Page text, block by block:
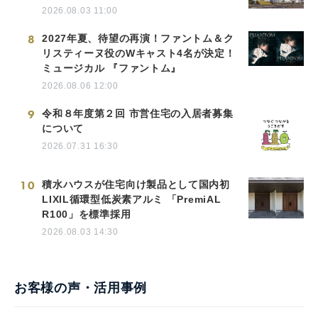
2026.08.03 11:00
8
2027年夏、待望の再演！ファントム＆ク
リスティーヌ役のWキャスト4名が決定！
ミュージカル 『ファントム』
2026.08.06 12:00
9
令和８年度第２回 市営住宅の入居者募集
について
2026.07.31 16:30
10
積水ハウスが住宅向け製品として国内初
LIXIL循環型低炭素アルミ 「PremiAL
R100」を標準採用
2026.08.03 14:30
お客様の声・活用事例